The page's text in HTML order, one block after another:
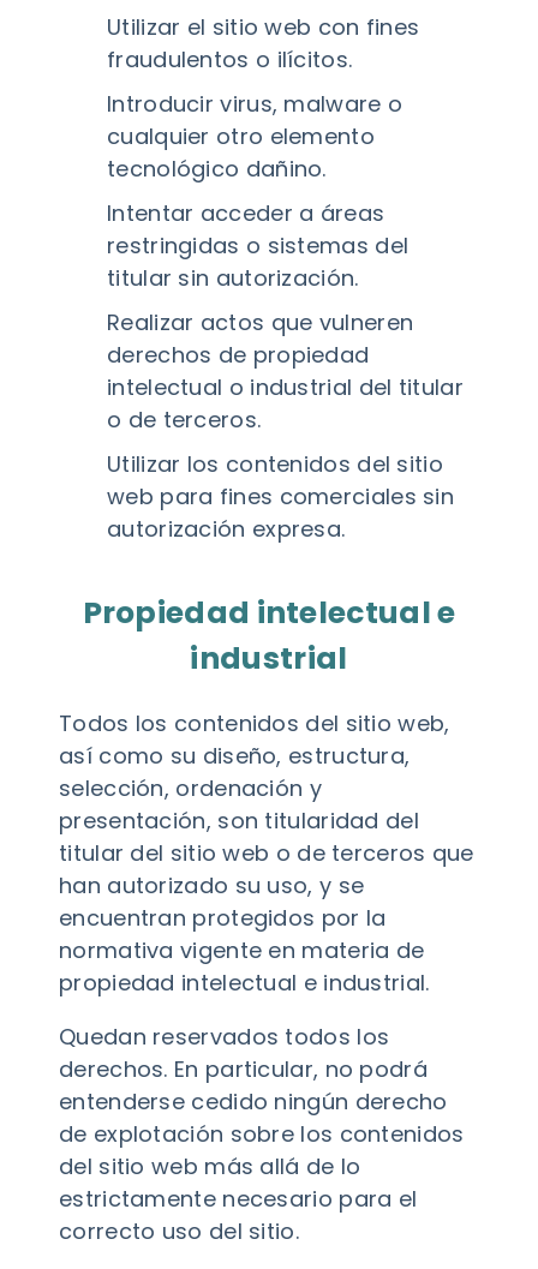
Utilizar el sitio web con fines
fraudulentos o ilícitos.
Introducir virus, malware o
cualquier otro elemento
tecnológico dañino.
Intentar acceder a áreas
restringidas o sistemas del
titular sin autorización.
Realizar actos que vulneren
derechos de propiedad
intelectual o industrial del titular
o de terceros.
Utilizar los contenidos del sitio
web para fines comerciales sin
autorización expresa.
Propiedad intelectual e
industrial
Todos los contenidos del sitio web,
así como su diseño, estructura,
selección, ordenación y
presentación, son titularidad del
titular del sitio web o de terceros que
han autorizado su uso, y se
encuentran protegidos por la
normativa vigente en materia de
propiedad intelectual e industrial.
Quedan reservados todos los
derechos. En particular, no podrá
entenderse cedido ningún derecho
de explotación sobre los contenidos
del sitio web más allá de lo
estrictamente necesario para el
correcto uso del sitio.